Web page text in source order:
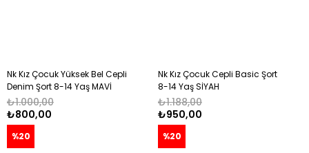
Nk Kız Çocuk Yüksek Bel Cepli
Denim Şort 8-14 Yaş MAVİ
₺800,00
₺1.000,00
%20
Nk Kız Çocuk Cepli Basic Şort
8-14 Yaş SİYAH
₺950,00
₺1.188,00
%20